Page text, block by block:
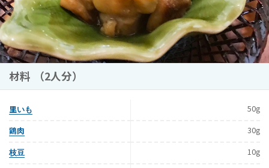
材料 （2人分）
里いも 50g
鶏肉 30g
枝豆 10g